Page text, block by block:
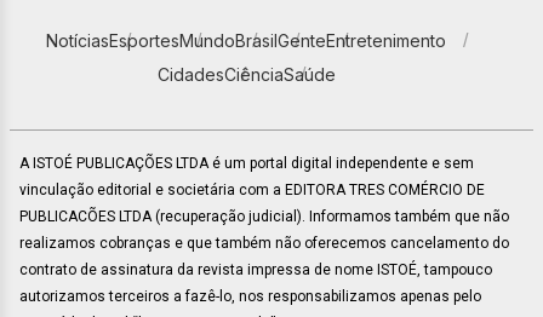
NotíciasEsportesMundoBrasilGenteEntretenimento
CidadesCiênciaSaúde
A ISTOÉ PUBLICAÇÕES LTDA é um portal digital independente e sem
vinculação editorial e societária com a EDITORA TRES COMÉRCIO DE
PUBLICACÕES LTDA (recuperação judicial). Informamos também que não
realizamos cobranças e que também não oferecemos cancelamento do
contrato de assinatura da revista impressa de nome ISTOÉ, tampouco
autorizamos terceiros a fazê-lo, nos responsabilizamos apenas pelo